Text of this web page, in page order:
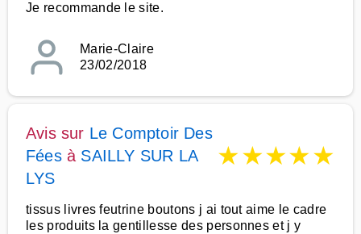
Je recommande le site.
Marie-Claire
23/02/2018
Avis sur Le Comptoir Des
Féesà SAILLY SUR LA
LYS
★★★★★
tissus livres feutrine boutons j ai tout aime le cadre
les produits la gentillesse des personnes et j y